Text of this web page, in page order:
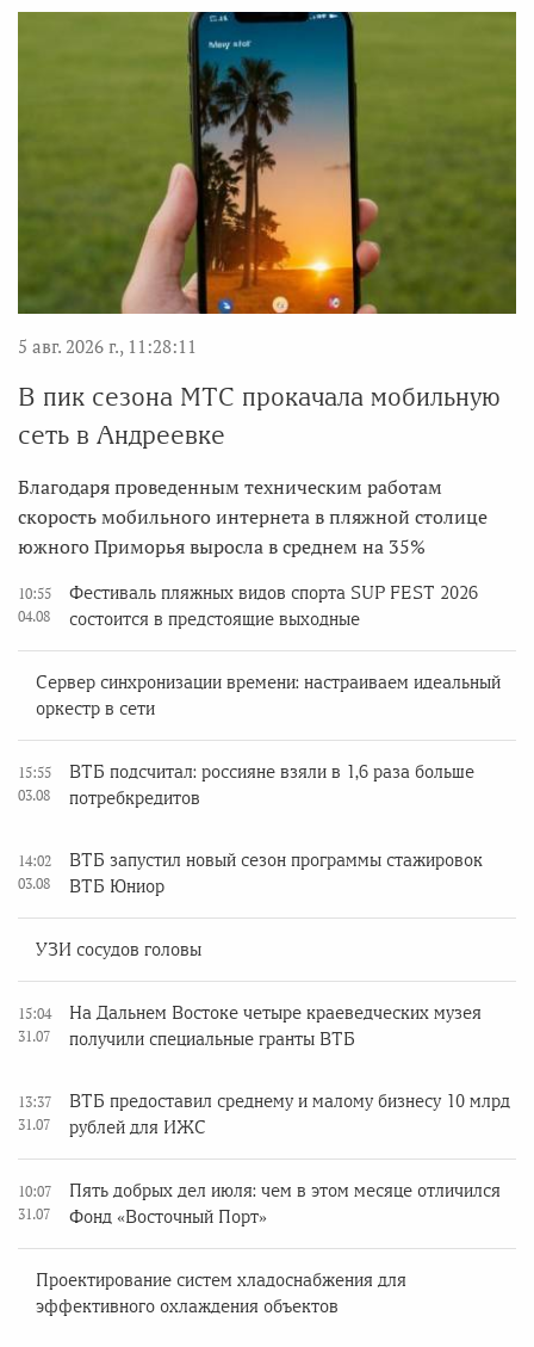
5 авг. 2026 г., 11:28:11
В пик сезона МТС прокачала мобильную
сеть в Андреевке
Благодаря проведенным техническим работам
скорость мобильного интернета в пляжной столице
южного Приморья выросла в среднем на 35%
10:55
04.08
Фестиваль пляжных видов спорта SUP FEST 2026
состоится в предстоящие выходные
Сервер синхронизации времени: настраиваем идеальный
оркестр в сети
15:55
03.08
ВТБ подсчитал: россияне взяли в 1,6 раза больше
потребкредитов
14:02
03.08
ВТБ запустил новый сезон программы стажировок
ВТБ Юниор
УЗИ сосудов головы
15:04
31.07
На Дальнем Востоке четыре краеведческих музея
получили специальные гранты ВТБ
13:37
31.07
ВТБ предоставил среднему и малому бизнесу 10 млрд
рублей для ИЖС
10:07
31.07
Пять добрых дел июля: чем в этом месяце отличился
Фонд «Восточный Порт»
Проектирование систем хладоснабжения для
эффективного охлаждения объектов